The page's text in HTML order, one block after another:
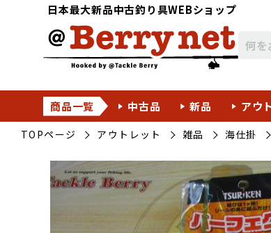
日本最大新品中古釣り具WEBショップ
商品一覧 中古品 新品 アウ
TOPページ アウトレット 雑品 海仕掛